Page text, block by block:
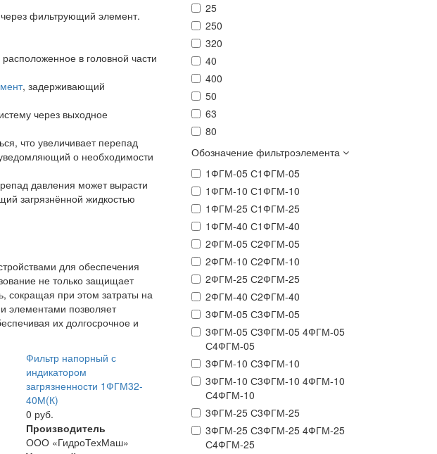
25
250
320
40
400
50
63
80
Обозначение фильтроэлемента
1ФГМ-05 С1ФГМ-05
1ФГМ-10 С1ФГМ-10
1ФГМ-25 С1ФГМ-25
1ФГМ-40 С1ФГМ-40
2ФГМ-05 С2ФГМ-05
2ФГМ-10 С2ФГМ-10
2ФГМ-25 С2ФГМ-25
2ФГМ-40 С2ФГМ-40
3ФГМ-05 С3ФГМ-05
3ФГМ-05 С3ФГМ-05 4ФГМ-05
С4ФГМ-05
3ФГМ-10 С3ФГМ-10
3ФГМ-10 С3ФГМ-10 4ФГМ-10
С4ФГМ-10
3ФГМ-25 С3ФГМ-25
3ФГМ-25 С3ФГМ-25 4ФГМ-25
С4ФГМ-25
фильтрующий элемент.
в головной части
, задерживающий
через выходное
что увеличивает перепад
о необходимости
давления может вырасти
загрязнённой жидкостью
для обеспечения
не только защищает
сокращая при этом затраты на
элементами позволяет
их долгосрочное и
Фильтр напорный с
индикатором
загрязненности 1ФГМ32-
40М(К)
0 руб.
Производитель
ООО «ГидроТехМаш»